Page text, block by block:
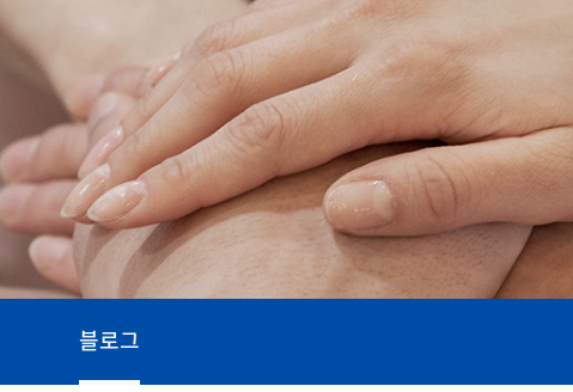
블로그